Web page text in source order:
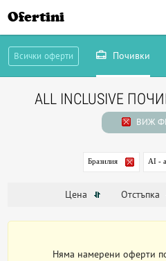
Ofertini
Всички оферти Почивки
ALL INCLUSIVE
ВИЖ
Бразилия AI -
Цена Отстъпка
Няма намерени оферти